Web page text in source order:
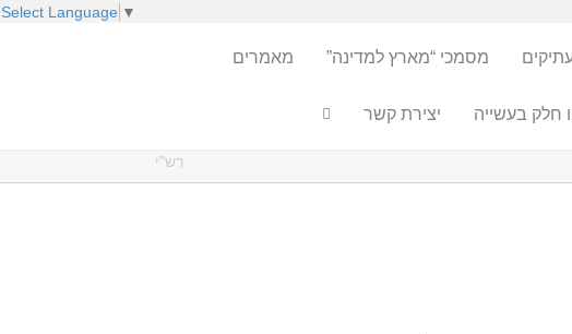
Select Language ▼
מסמכי “מארץ למדינה” מאמרים
חלק בעשייה יצירת קשר
רש"י